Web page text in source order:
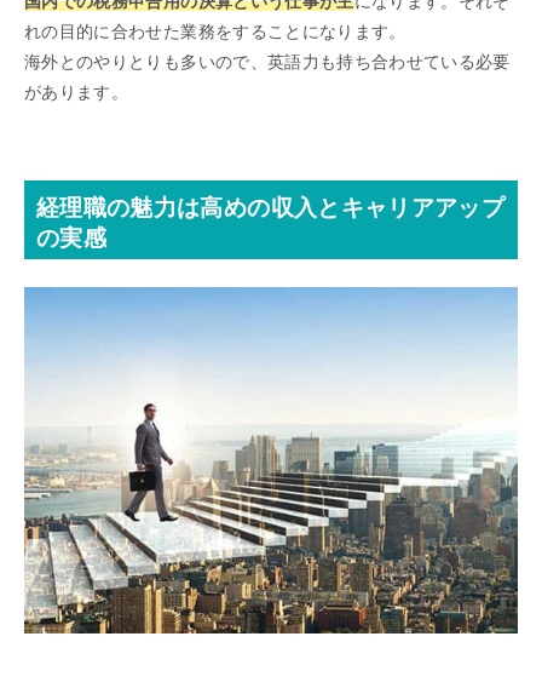
れの目的に合わせた業務をすることになります。
海外とのやりとりも多いので、英語力も持ち合わせている必要
があります。
経理職の魅力は高めの収入とキャリアアップ
の実感